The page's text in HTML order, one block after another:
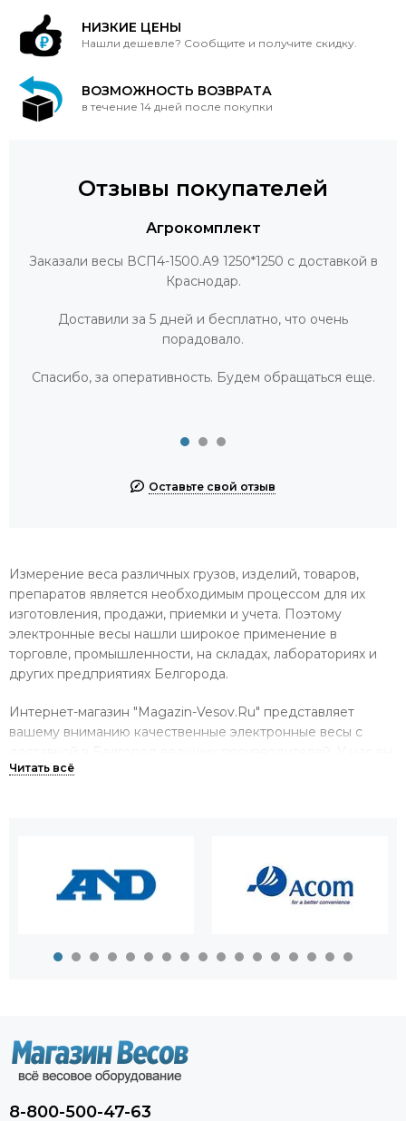
НИЗКИЕ ЦЕНЫ
Нашли дешевле? Сообщите и получите скидку.
ВОЗМОЖНОСТЬ ВОЗВРАТА
в течение 14 дней после покупки
Отзывы покупателей
Агрокомплект
Заказали весы ВСП4-1500.А9 1250*1250 с доставкой в
Краснодар.
Доставили за 5 дней и бесплатно, что очень
порадовало.
Спасибо, за оперативность. Будем обращаться еще.
Оставьте свой отзыв
Измерение веса различных грузов, изделий, товаров,
препаратов является необходимым процессом для их
изготовления, продажи, приемки и учета. Поэтому
электронные весы нашли широкое применение в
торговле, промышленности, на складах, лабораториях и
других предприятиях Белгорода.
Интернет-магазин "Magazin-Vesov.Ru" представляет
вашему вниманию качественные электронные весы с
можете купить весы на все случаи жизни,
Большой выбор весов в одном
магазине.
электронные самых различных видов. У нас вы найдете:
аналитические и лабораторные весы;
платформенные весы;
автомобильные весы.
8-800-500-47-63